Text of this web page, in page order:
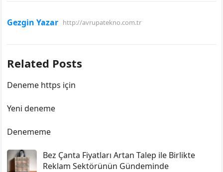
Gezgin Yazar http://avrupatekno.com.tr
Related Posts
Deneme https için
Yeni deneme
Denememe
Bez Çanta Fiyatları Artan Talep ile Birlikte
Reklam Sektörünün Gündeminde